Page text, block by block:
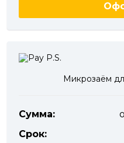
Микрозаём
Сумма:
Срок: